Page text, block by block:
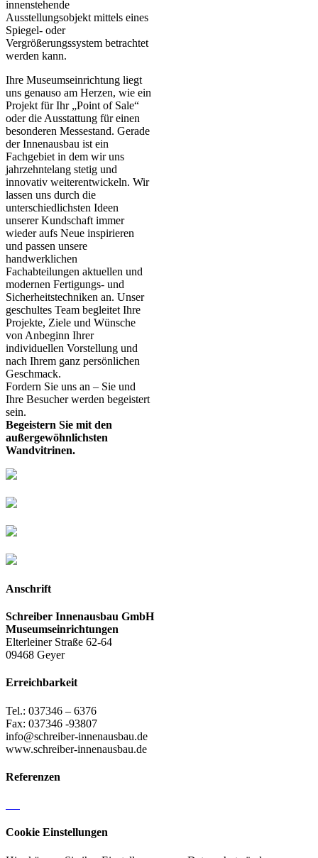
innenstehende
Ausstellungsobjekt mittels eines
Spiegel- oder
Vergrößerungssystem betrachtet
werden kann.
Ihre Museumseinrichtung liegt
uns genauso am Herzen, wie ein
Projekt für Ihr „Point of Sale“
oder die Ausstattung für einen
besonderen Messestand. Gerade
der Innenausbau ist ein
Fachgebiet in dem wir uns
jahrzehntelang stetig und
innovativ weiterentwickeln. Wir
lassen uns durch die
unterschiedlichsten Ideen
unserer Kundschaft immer
wieder aufs Neue inspirieren
und passen unsere
handwerklichen
Fachabteilungen aktuellen und
modernen Fertigungs- und
Sicherheitstechniken an. Unser
geschultes Team begleitet Ihre
Projekte, Ziele und Wünsche
von Anbeginn Ihrer
individuellen Vorstellung und
nach Ihrem ganz persönlichen
Geschmack.
Fordern Sie uns an – Sie und
Ihre Besucher werden begeistert
sein.
Begeistern Sie mit den
außergewöhnlichsten
Wandvitrinen.
Anschrift
Schreiber Innenausbau GmbH
Museumseinrichtungen
Elterleiner Straße 62-64
09468 Geyer
Erreichbarkeit
Tel.: 037346 – 6376
Fax: 037346 -93807
info@schreiber-innenausbau.de
www.schreiber-innenausbau.de
Referenzen
Cookie Einstellungen